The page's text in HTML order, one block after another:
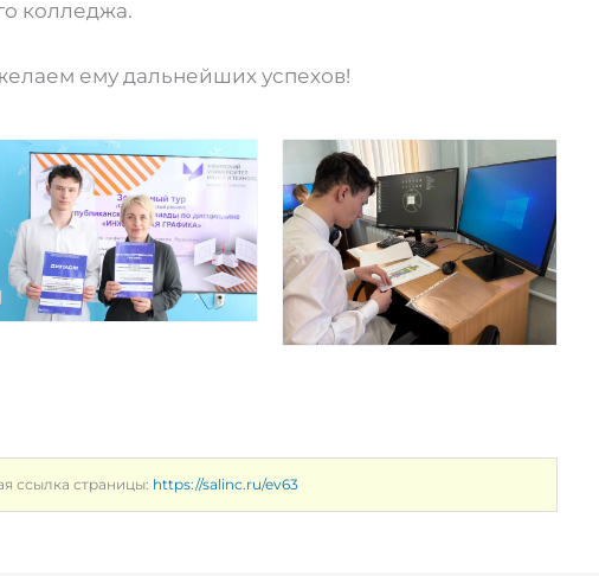
колледжа.
ему дальнейших успехов!
ссылка страницы: https://salinc.ru/ev63